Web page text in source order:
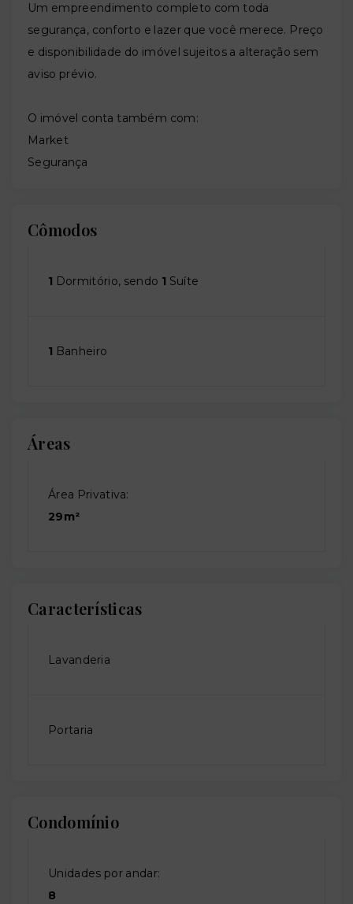
Um empreendimento completo com toda
segurança, conforto e lazer que você merece. Preço
e disponibilidade do imóvel sujeitos a alteração sem
aviso prévio.
O imóvel conta também com:
Market
Segurança
Cômodos
1 Dormitório, sendo 1 Suíte
1 Banheiro
Áreas
Área Privativa:
29m²
Características
Lavanderia
Portaria
Condomínio
Unidades por andar:
8